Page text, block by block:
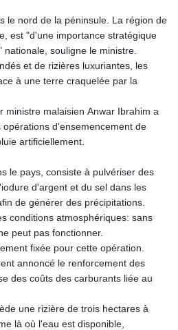
le nord de la péninsule. La région de
est "d'une importance stratégique
souligne le ministre.
et de rizières luxuriantes, les
à une terre craquelée par la
ministre malaisien Anwar Ibrahim a
d'ensemencement de
artificiellement.
le pays, consiste à pulvériser des
d'argent et du sel dans les
de générer des précipitations.
conditions atmosphériques: sans
peut pas fonctionner.
fixée pour cette opération.
annoncé le renforcement des
des coûts des carburants liée au
une rizière de trois hectares à
là où l'eau est disponible,